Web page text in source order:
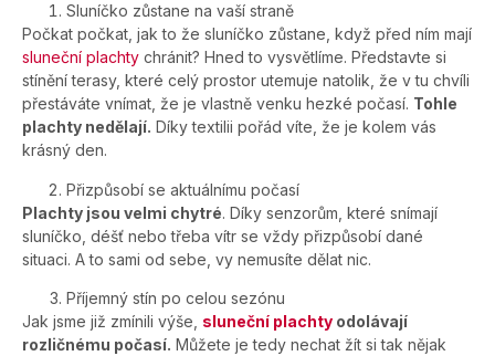
Sluníčko zůstane na vaší straně
Počkat počkat, jak to že sluníčko zůstane, když před ním mají
sluneční plachty chránit? Hned to vysvětlíme. Představte si
stínění terasy, které celý prostor utemuje natolik, že v tu chvíli
přestáváte vnímat, že je vlastně venku hezké počasí. Tohle
plachty nedělají. Díky textilii pořád víte, že je kolem vás
krásný den.
Přizpůsobí se aktuálnímu počasí
Plachty jsou velmi chytré. Díky senzorům, které snímají
sluníčko, déšť nebo třeba vítr se vždy přizpůsobí dané
situaci. A to sami od sebe, vy nemusíte dělat nic.
Příjemný stín po celou sezónu
Jak jsme již zmínili výše, sluneční plachty odolávají
rozličnému počasí. Můžete je tedy nechat žít si tak nějak